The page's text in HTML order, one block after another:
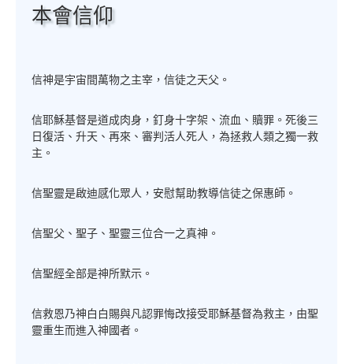
本會信仰
信神是宇宙間萬物之主宰，信徒之天父。
信耶穌基督是道成肉身，釘身十字架、流血、贖罪。死後三
日復活、升天、再來、審判活人死人，為拯救人類之獨一救
主。
信聖靈是啟迪感化眾人，安慰幫助教導信徒之保惠師。
信聖父、聖子、聖靈三位合一之真神。
信聖經全部是神所默示。
信救恩乃神白白賜與凡認罪悔改接受耶穌基督為救主，由聖
靈重生而進入神國者。